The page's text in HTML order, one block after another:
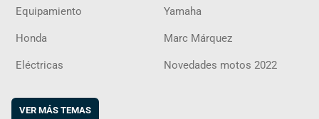
Equipamiento Yamaha
Honda Marc Márquez
Eléctricas Novedades motos 2022
VER MÁS TEMAS